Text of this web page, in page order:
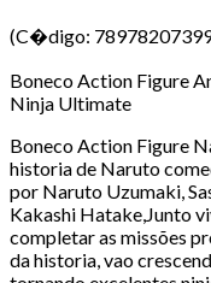
(C�digo:
Boneco Action Figure
Ninja Ultimate
Boneco Action Figure
historia de Naruto
por Naruto Uzumaki,
Kakashi Hatake,Junto
completar as missões
da historia, vao